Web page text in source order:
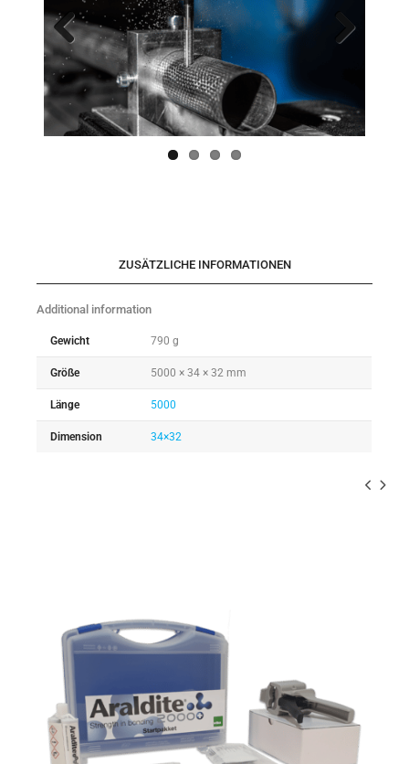
Previo
us
ZUSÄTZLICHE INFORMATIONEN
Additional information
Gewicht 790 g
Größe 5000 × 34 × 32 mm
Länge 5000
Dimension 34×32